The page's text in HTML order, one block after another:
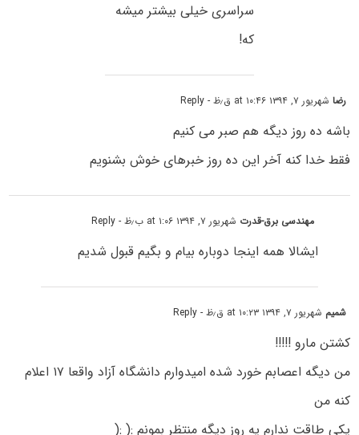
سراسری خیلی بیشتر میشه
که!
رضاشهریور ۷, ۱۳۹۴ at ۱۰:۴۶ ق٫ظ - Reply
باشه ده روز دیگه هم صبر می کنیم
فقط خدا کنه آخر این ده روز خبرهای خوش بشنویم
مهندسی برق-قدرت شهریور ۷, ۱۳۹۴ at ۱:۰۶ ب٫ظ - Reply
ایشالا همه اینجا دوباره بیام و بگیم قبول شدیم
شمیم شهریور ۷, ۱۳۹۴ at ۱۰:۲۳ ق٫ظ - Reply
کشتن مارو !!!!!
من دیگه اعصابم خورد شده امیدوارم دانشگاه آزاد واقعا ۱۷ اعلام
کنه من
یکی طاقت ندارم یه روز دیگه منتظر بمونم :( :(